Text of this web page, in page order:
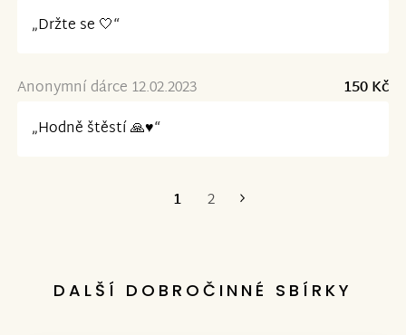
„Držte se 🤍“
Anonymní dárce 12.02.2023
150 Kč
„Hodně štěstí 🙏♥️“
1 2
DALŠÍ DOBROČINNÉ SBÍRKY